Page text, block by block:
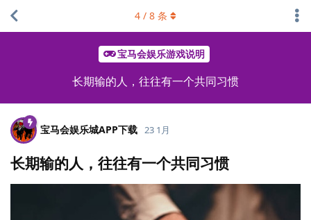
宝马会娱乐游戏说明
长期输的人，往往有一个共同习惯
4 / 8 条
宝马会娱乐城APP下载 23 1月
长期输的人，往往有一个共同习惯